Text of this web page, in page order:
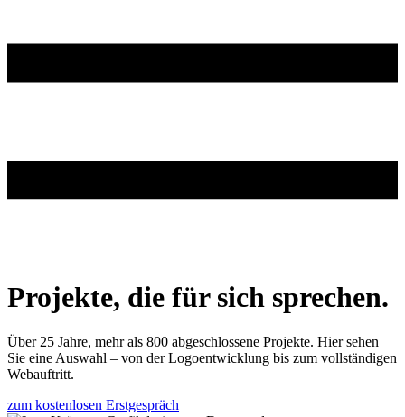
Projekte, die für sich sprechen.
Über 25 Jahre, mehr als 800 abgeschlossene Projekte. Hier sehen
Sie eine Auswahl – von der Logoentwicklung bis zum vollständigen
Webauftritt.
zum kostenlosen Erstgespräch